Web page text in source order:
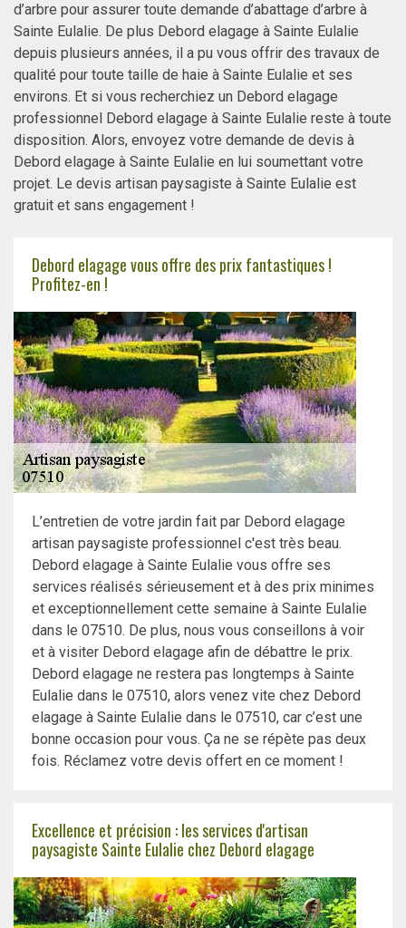
d’arbre pour assurer toute demande d’abattage d’arbre à
Sainte Eulalie. De plus Debord elagage à Sainte Eulalie
depuis plusieurs années, il a pu vous offrir des travaux de
qualité pour toute taille de haie à Sainte Eulalie et ses
environs. Et si vous recherchiez un Debord elagage
professionnel Debord elagage à Sainte Eulalie reste à toute
disposition. Alors, envoyez votre demande de devis à
Debord elagage à Sainte Eulalie en lui soumettant votre
projet. Le devis artisan paysagiste à Sainte Eulalie est
gratuit et sans engagement !
Debord elagage vous offre des prix fantastiques !
Profitez-en !
L’entretien de votre jardin fait par Debord elagage
artisan paysagiste professionnel c'est très beau.
Debord elagage à Sainte Eulalie vous offre ses
services réalisés sérieusement et à des prix minimes
et exceptionnellement cette semaine à Sainte Eulalie
dans le 07510. De plus, nous vous conseillons à voir
et à visiter Debord elagage afin de débattre le prix.
Debord elagage ne restera pas longtemps à Sainte
Eulalie dans le 07510, alors venez vite chez Debord
elagage à Sainte Eulalie dans le 07510, car c’est une
bonne occasion pour vous. Ça ne se répète pas deux
fois. Réclamez votre devis offert en ce moment !
Excellence et précision : les services d'artisan
paysagiste Sainte Eulalie chez Debord elagage